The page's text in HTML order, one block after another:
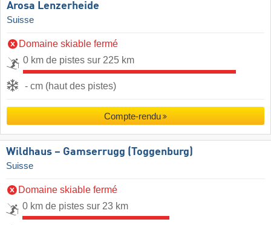
Arosa Lenzerheide
Suisse
Domaine skiable fermé
0 km de pistes sur 225 km
- cm (haut des pistes)
Compte-rendu
Wildhaus – Gamserrugg (Toggenburg)
Suisse
Domaine skiable fermé
0 km de pistes sur 23 km